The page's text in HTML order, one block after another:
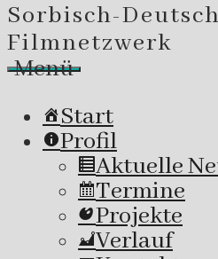
Sorbisch-
Filmnetzwerk
Menü
Start
Profil
Aktuelle
Termine
Projekte
Verlauf